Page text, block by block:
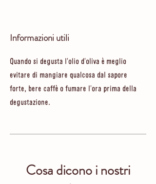
Informazioni utili
Quando si degusta l'olio d'oliva è meglio
evitare di mangiare qualcosa dal sapore
forte, bere caffè o fumare l'ora prima della
degustazione.
Cosa dicono i nostri